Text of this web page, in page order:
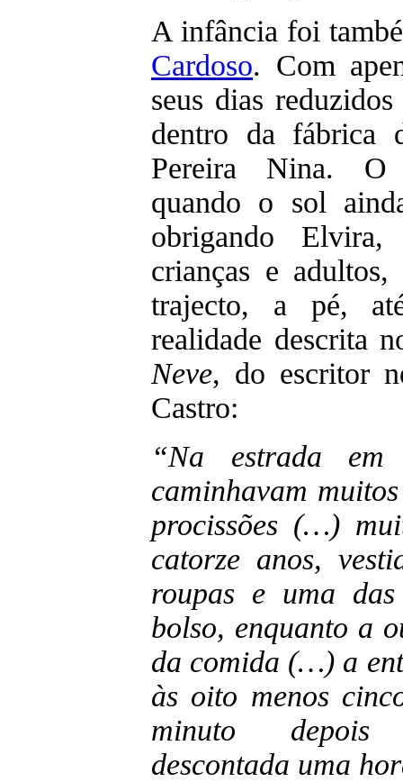
A infância foi
Cardoso. Com
seus dias
dentro da fábrica
Pereira Nina. O
quando o sol
obrigando
crianças e
trajecto, a pé,
realidade descrita
Neve, do escritor
Castro:
“Na estrada
caminhavam
procissões (…)
catorze anos,
roupas e uma
bolso, enquanto a
da comida (…) a
às oito menos
minuto depois
descontada uma